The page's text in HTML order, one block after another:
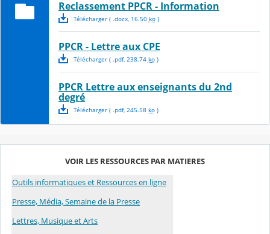
Reclassement PPCR - Information
Télécharger( .docx, 16.50 ko)
PPCR - Lettre aux CPE
Télécharger( .pdf, 238.74 ko)
PPCR Lettre aux enseignants du 2nd
degré
Télécharger( .pdf, 245.58 ko)
VOIR LES RESSOURCES PAR MATIERES
Outils informatiques et Ressources en ligne
Presse, Média, Semaine de la Presse
Lettres, Musique et Arts